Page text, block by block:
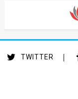
TWITTER